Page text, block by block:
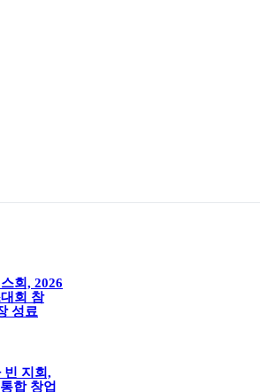
회, 2026
회 참
성료
빈 지회,
합 창업